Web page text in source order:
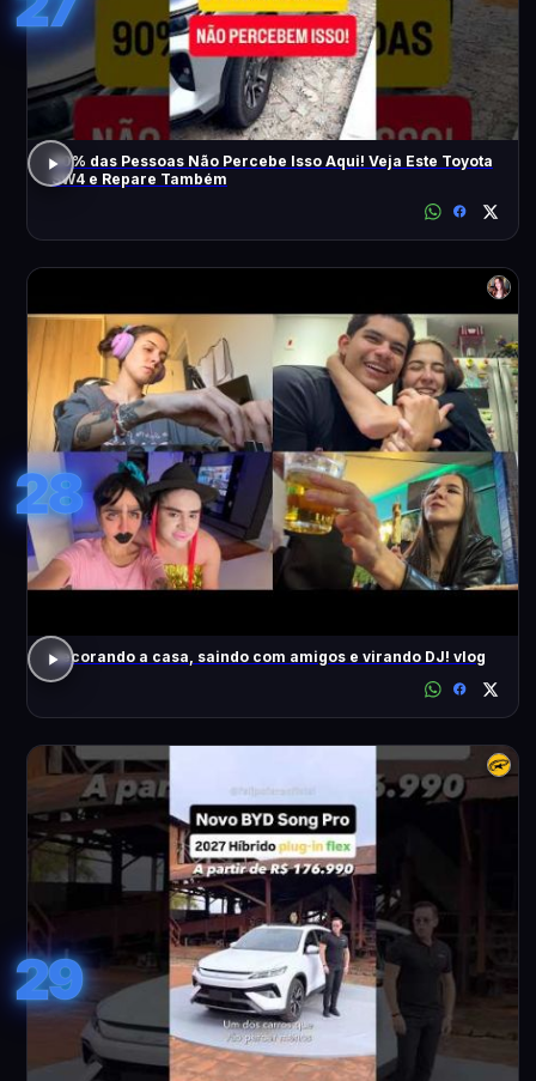
90% das Pessoas Não Percebe Isso Aqui! Veja Este Toyota
SW4 e Repare Também
28
decorando a casa, saindo com amigos e virando DJ! vlog
29